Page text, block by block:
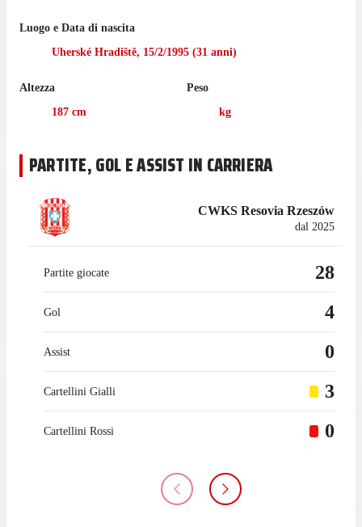
Luogo e Data di nascita
Uherské Hradiště, 15/2/1995 (31 anni)
Altezza
187 cm
Peso
kg
PARTITE, GOL E ASSIST IN CARRIERA
CWKS Resovia Rzeszów
dal 2025
Partite giocate 28
Gol 4
Assist 0
Cartellini Gialli 3
Cartellini Rossi 0